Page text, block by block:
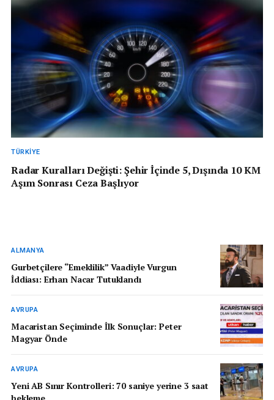
TÜRKIYE
Radar Kuralları Değişti: Şehir İçinde 5, Dışında 10 KM
Aşım Sonrası Ceza Başlıyor
ALMANYA
Gurbetçilere “Emeklilik” Vaadiyle Vurgun
İddiası: Erhan Nacar Tutuklandı
AVRUPA
Macaristan Seçiminde İlk Sonuçlar: Peter
Magyar Önde
AVRUPA
Yeni AB Sınır Kontrolleri: 70 saniye yerine 3 saat
bekleme